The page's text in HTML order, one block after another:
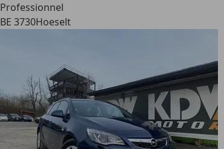
Professionnel
BE 3730Hoeselt